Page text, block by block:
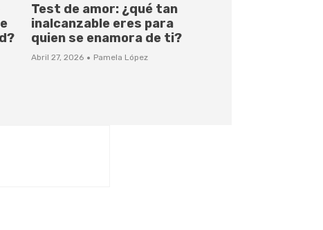
Test de amor: ¿qué tan
inalcanzable eres para
quien se enamora de ti?
Abril 27, 2026 · Pamela López